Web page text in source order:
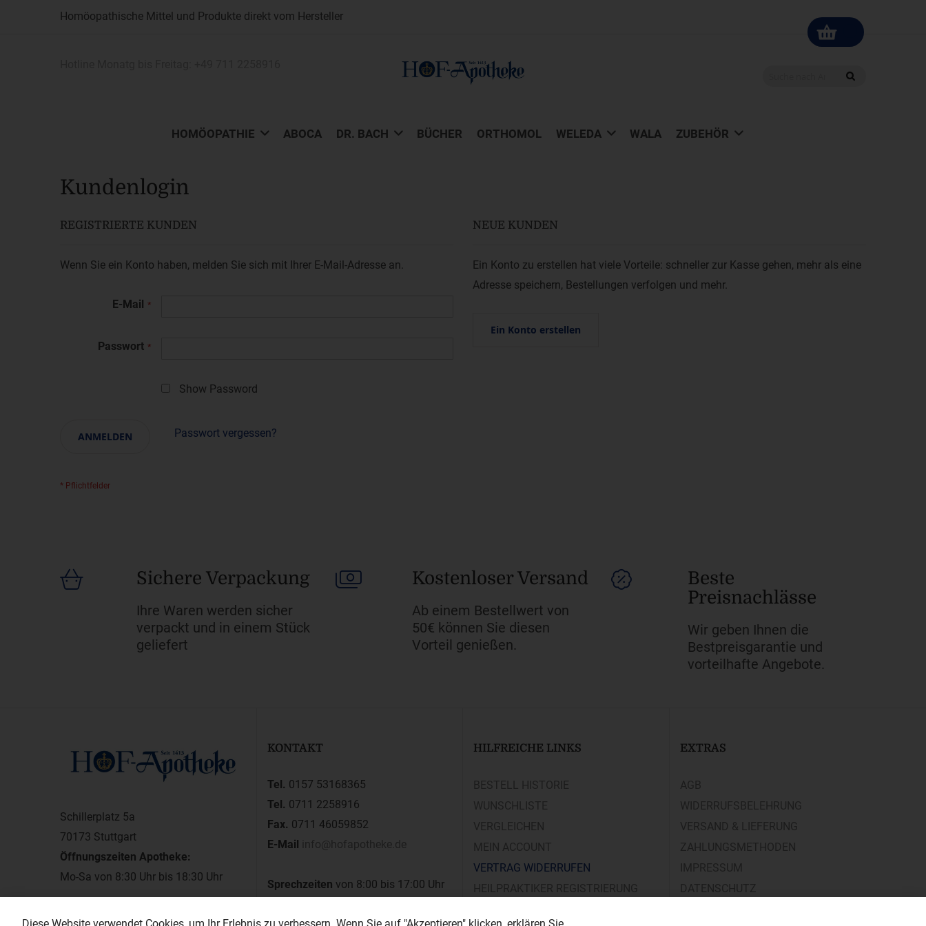
Homöopathische Mittel und Produkte direkt vom Hersteller
HOMÖOPATHIE ABOCA DR. BACH BÜCHER ORTHOMOL WELEDA WALA ZUBEHÖR
Kundenlogin
REGISTRIERTE KUNDEN
Wenn Sie ein Konto haben, melden Sie sich mit Ihrer E-Mail-Adresse an.
E-Mail
Passwort
Show Password
ANMELDEN Passwort vergessen?
NEUE KUNDEN
Ein Konto zu erstellen hat viele Vorteile: schneller zur Kasse gehen, mehr als eine
Adresse speichern, Bestellungen verfolgen und mehr.
Ein Konto erstellen
Sichere Verpackung
Ihre Waren werden sicher
verpackt und in einem Stück
geliefert
Kostenloser Versand
Ab einem Bestellwert von
50€ können Sie diesen
Vorteil genießen.
Beste
Preisnachlässe
Wir geben Ihnen die
Bestpreisgarantie und
vorteilhafte Angebote.
Schillerplatz 5a
70173 Stuttgart
Öffnungszeiten Apotheke:
Mo-Sa von 8:30 Uhr bis 18:30 Uhr
KONTAKT
Tel. 0157 53168365
Tel. 0711 2258916
Fax. 0711 46059852
E-Mail
info@hofapotheke.de
Sprechzeiten von 8:00 bis 17:00 Uhr
HILFREICHE LINKS
BESTELL HISTORIE
WUNSCHLISTE
VERGLEICHEN
MEIN ACCOUNT
VERTRAG WIDERRUFEN
HEILPRAKTIKER REGISTRIERUNG
EXTRAS
AGB
WIDERRUFSBELEHRUNG
VERSAND & LIEFERUNG
ZAHLUNGSMETHODEN
IMPRESSUM
DATENSCHUTZ